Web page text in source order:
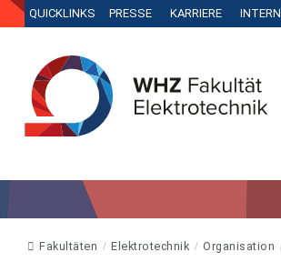
QUICKLINKS PRESSE KARRIERE INTERN
Fakultäten Elektrotechnik Organisation